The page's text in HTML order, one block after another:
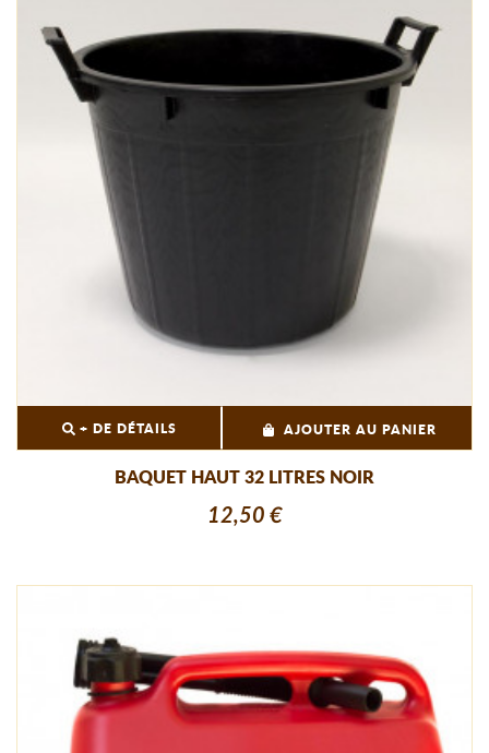
+ DE DÉTAILS AJOUTER AU PANIER
BAQUET HAUT 32 LITRES NOIR
12,50 €